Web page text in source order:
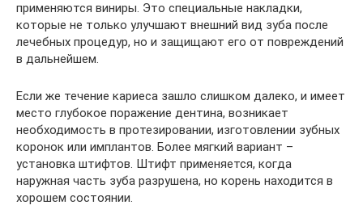
применяются виниры. Это специальные накладки,
которые не только улучшают внешний вид зуба после
лечебных процедур, но и защищают его от повреждений
в дальнейшем.
Если же течение кариеса зашло слишком далеко, и имеет
место глубокое поражение дентина, возникает
необходимость в протезировании, изготовлении зубных
коронок или имплантов. Более мягкий вариант –
установка штифтов. Штифт применяется, когда
наружная часть зуба разрушена, но корень находится в
хорошем состоянии.